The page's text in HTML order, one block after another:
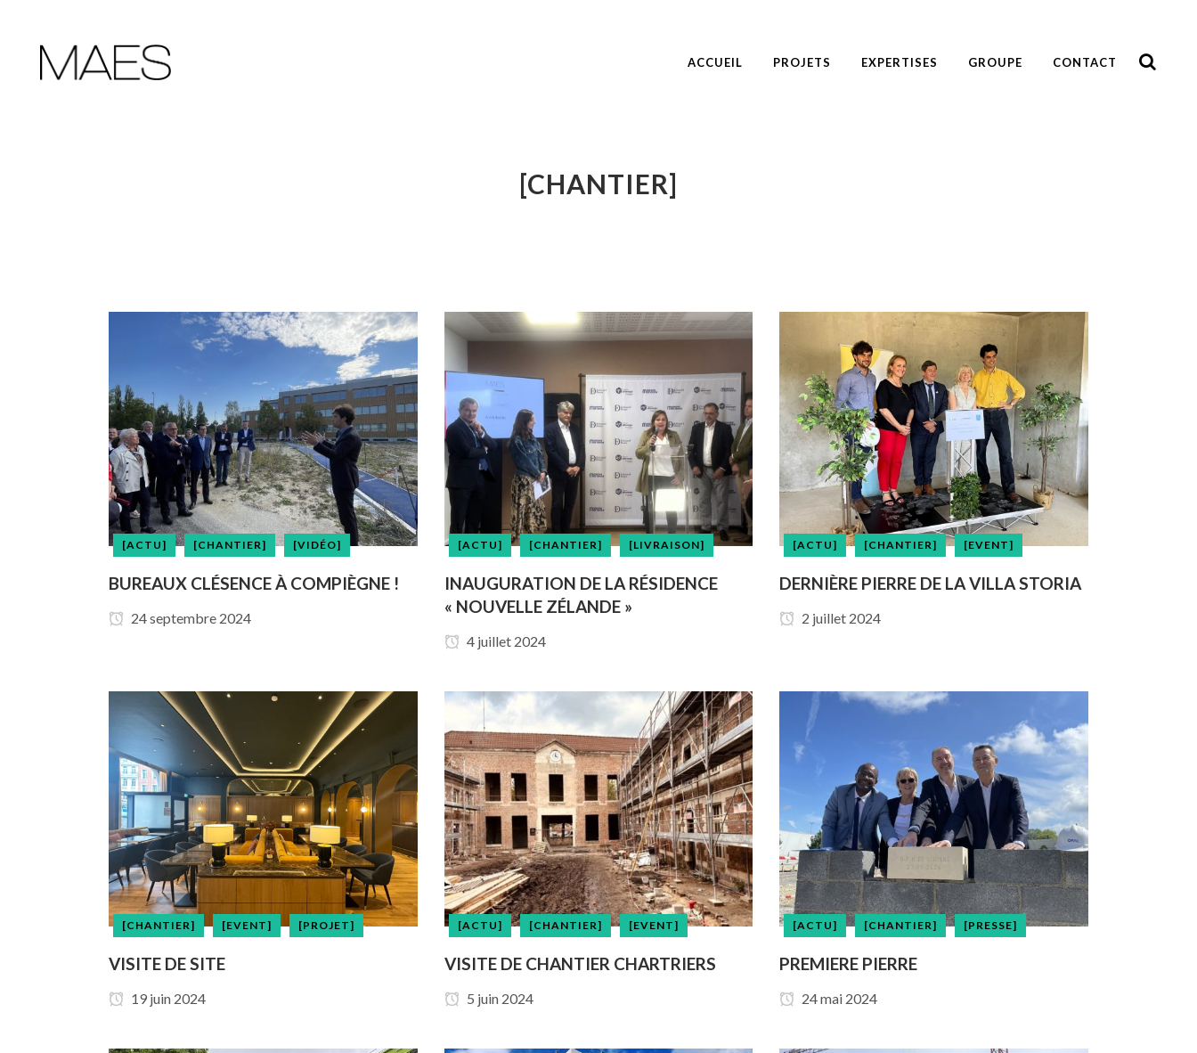
ACCUEIL PROJETS EXPERTISES GROUPE CONTACT
[CHANTIER]
[ACTU] [CHANTIER] [VIDÉO]
BUREAUX CLÉSENCE À COMPIÈGNE !
24 septembre 2024
[ACTU] [CHANTIER] [LIVRAISON]
INAUGURATION DE LA RÉSIDENCE
« NOUVELLE ZÉLANDE »
4 juillet 2024
[ACTU] [CHANTIER] [EVENT]
DERNIÈRE PIERRE DE LA VILLA STORIA
2 juillet 2024
[CHANTIER] [EVENT] [PROJET]
VISITE DE SITE
19 juin 2024
[ACTU] [CHANTIER] [EVENT]
VISITE DE CHANTIER CHARTRIERS
5 juin 2024
[ACTU] [CHANTIER] [PRESSE]
PREMIERE PIERRE
24 mai 2024